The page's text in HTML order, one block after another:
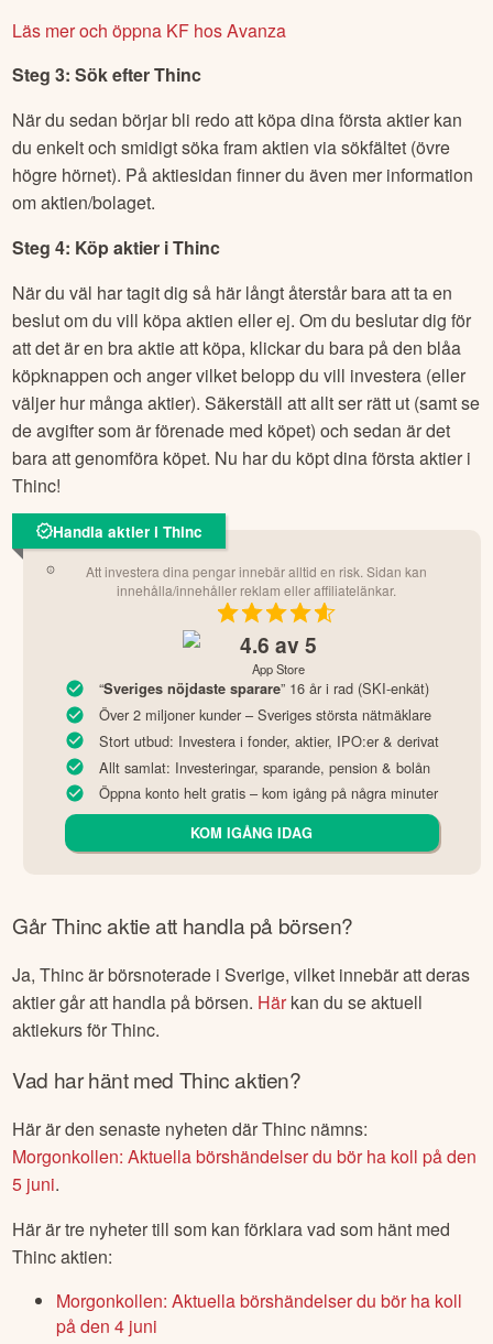
Läs mer och öppna KF hos Avanza
Steg 3: Sök efterThinc
När du sedan börjar bli redo att köpa dina första aktier kan
du enkelt och smidigt söka fram aktien via sökfältet (övre
högre hörnet). På aktiesidan finner du även mer information
om aktien/bolaget.
Steg 4: Köp aktier iThinc
När du väl har tagit dig så här långt återstår bara att ta en
beslut om du vill köpa aktien eller ej. Om du beslutar dig för
att det är en bra aktie att köpa, klickar du bara på den blåa
köpknappen och anger vilket belopp du vill investera (eller
väljer hur många aktier). Säkerställ att allt ser rätt ut (samt se
de avgifter som är förenade med köpet) och sedan är det
bara att genomföra köpet. Nu har du köpt dina första aktier i
Thinc!
Handla aktier i Thinc
Att investera dina pengar innebär alltid en risk. Sidan kan
innehålla/innehåller reklam eller affiliatelänkar.
4.6 av 5
App Store
“Sveriges nöjdaste sparare” 16 år i rad (SKI-enkät)
Över 2 miljoner kunder – Sveriges största nätmäklare
Stort utbud: Investera i fonder, aktier, IPO:er & derivat
Allt samlat: Investeringar, sparande, pension & bolån
Öppna konto helt gratis – kom igång på några minuter
KOM IGÅNG IDAG
GårThincaktie att handla på börsen?
Ja,Thincär börsnoterade i Sverige, vilket innebär att deras
aktier går att handla på börsen. Härkan du se aktuell
aktiekurs förThinc.
Vad har hänt med Thincaktien?
Här är den senaste nyheten därThinc nämns:
Morgonkollen: Aktuella börshändelser du bör ha koll på den
5 juni.
Här är tre nyheter till som kan förklara vad som hänt med
Thincaktien:
Morgonkollen: Aktuella börshändelser du bör ha koll
på den 4 juni